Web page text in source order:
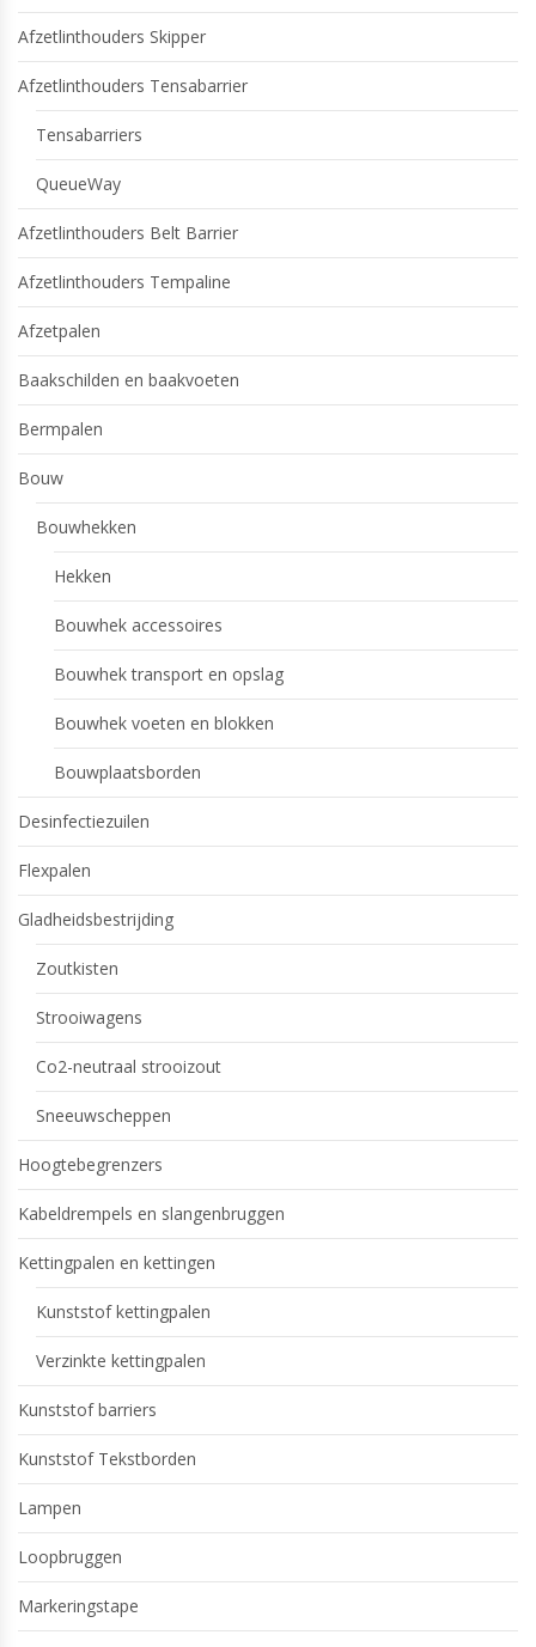
Afzetlinthouders Skipper
Afzetlinthouders Tensabarrier
Tensabarriers
QueueWay
Afzetlinthouders Belt Barrier
Afzetlinthouders Tempaline
Afzetpalen
Baakschilden en baakvoeten
Bermpalen
Bouw
Bouwhekken
Hekken
Bouwhek accessoires
Bouwhek transport en opslag
Bouwhek voeten en blokken
Bouwplaatsborden
Desinfectiezuilen
Flexpalen
Gladheidsbestrijding
Zoutkisten
Strooiwagens
Co2-neutraal strooizout
Sneeuwscheppen
Hoogtebegrenzers
Kabeldrempels en slangenbruggen
Kettingpalen en kettingen
Kunststof kettingpalen
Verzinkte kettingpalen
Kunststof barriers
Kunststof Tekstborden
Lampen
Loopbruggen
Markeringstape